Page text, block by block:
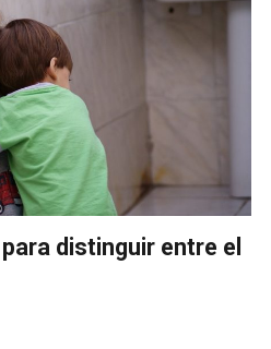
distinguir entre el